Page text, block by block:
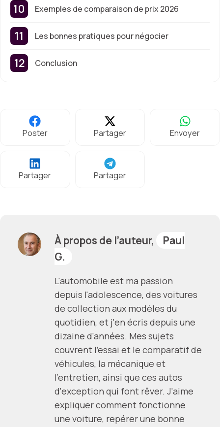
Exemples de comparaison de prix 2026
Les bonnes pratiques pour négocier
Conclusion
Poster Partager Envoyer
Partager Partager
À propos de l’auteur,
Paul
G.
L'automobile est ma passion
depuis l'adolescence, des voitures
de collection aux modèles du
quotidien, et j'en écris depuis une
dizaine d'années. Mes sujets
couvrent l'essai et le comparatif de
véhicules, la mécanique et
l'entretien, ainsi que ces autos
d'exception qui font rêver. J'aime
expliquer comment fonctionne
une voiture, repérer une bonne